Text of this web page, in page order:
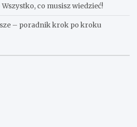
co musisz wiedzieć!
– poradnik krok po kroku